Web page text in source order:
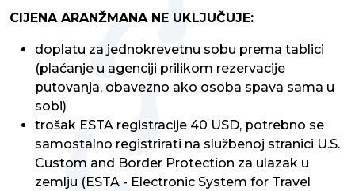
CIJENA ARANŽMANA NE UKLJUČUJE:
doplatu za jednokrevetnu sobu prema tablici
(plaćanje u agenciji prilikom rezervacije
putovanja, obavezno ako osoba spava sama u
sobi)
trošak ESTA registracije 40 USD, potrebno se
samostalno registrirati na službenoj stranici U.S.
Custom and Border Protection za ulazak u
zemlju (ESTA - Electronic System for Travel